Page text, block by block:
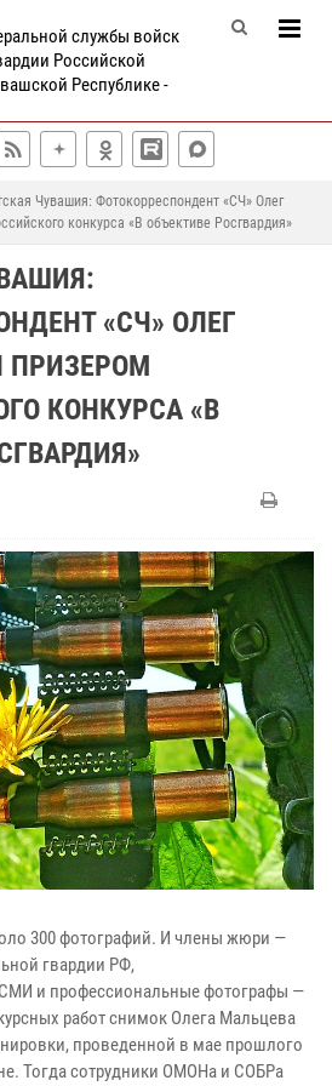
службы войск
Российской
Республике -
Чувашия: Фотокорреспондент «СЧ» Олег
конкурса «В объективе Росгвардия»
«СЧ» ОЛЕГ
ПРИЗЕРОМ
КОНКУРСА «В
300 фотографий. И члены жюри —
гвардии РФ,
и профессиональные фотографы —
работ снимок Олега Мальцева
проведенной в мае прошлого
Тогда сотрудники ОМОНа и СОБРа